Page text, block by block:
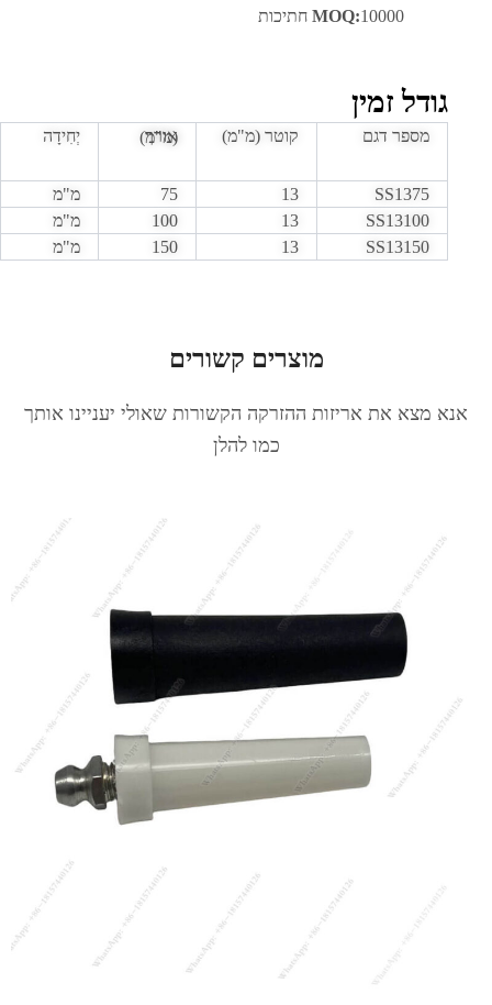
MOQ:10000 חתיכות
גודל זמין
מספר דגם קוטר (מ"מ) אורך (מ"מ) יְחִידָה
SS1375
מ"מ
SS13100
100
מ"מ
SS13150
150 מ"מ
מוצרים קשורים
אנא מצא את אריזות ההזרקה הקשורות שאולי יעניינו אותך
כמו להלן